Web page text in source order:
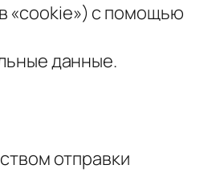
«cookie») с помощью
данные.
отправки